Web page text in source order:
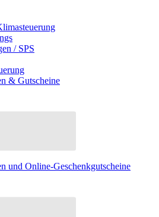
/ SPS
& Gutscheine
und Online-Geschenkgutscheine